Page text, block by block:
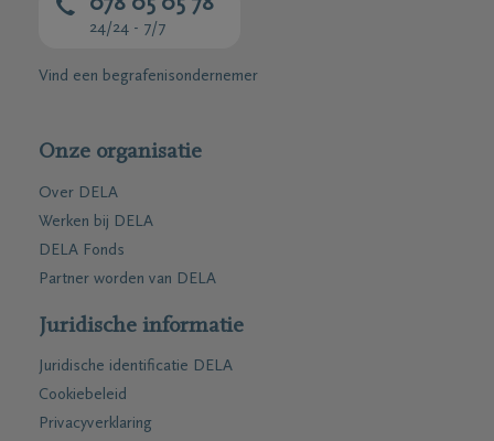
078 05 05 78
24/24 - 7/7
Vind een begrafenisondernemer
Onze organisatie
Over DELA
Werken bij DELA
DELA Fonds
Partner worden van DELA
Juridische informatie
Juridische identificatie DELA
Cookiebeleid
Privacyverklaring